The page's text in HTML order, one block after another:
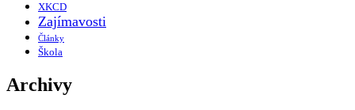
XKCD
Zajímavosti
Články
Škola
Archivy